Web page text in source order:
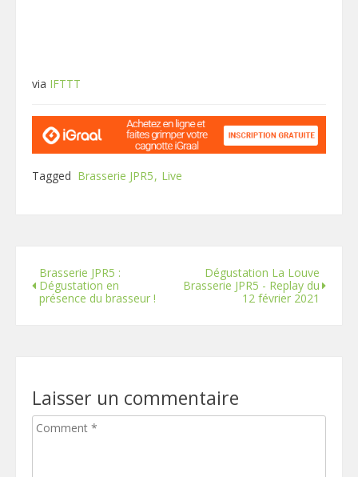
via IFTTT
Tagged Brasserie JPR5 Live
Brasserie JPR5 :
Dégustation en
présence du brasseur !
Dégustation La Louve
Brasserie JPR5 - Replay du
12 février 2021
Laisser un commentaire